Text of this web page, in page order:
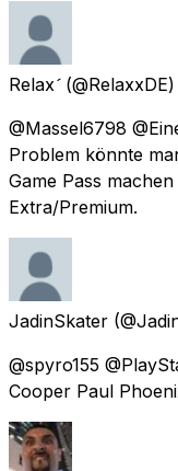
Relax
@Massel6798
Problem könnte
Game Pass
Extra/Premium.
JadinSkater
@spyro155
Cooper Paul